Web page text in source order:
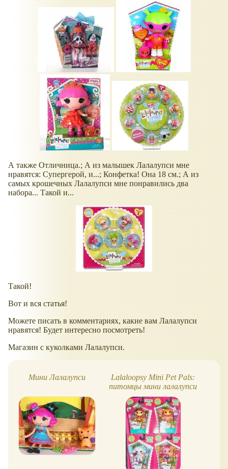
А также Отличница.; А из малышек Лалалупси мне
нравятся: Супергерой, и...; Конфетка! Она 18 см.; А из
самых крошечных Лалалупси мне понравились два
набора... Такой и...
Такой!
Вот и вся статья!
Можете писать в комментариях, какие вам Лалалупси
нравятся! Будет интересно посмотреть!
Магазин с куколками Лалалупси.
Мини Лалалупси
Lalaloopsy Mini Pet Pals:
питомцы мини лалалупси